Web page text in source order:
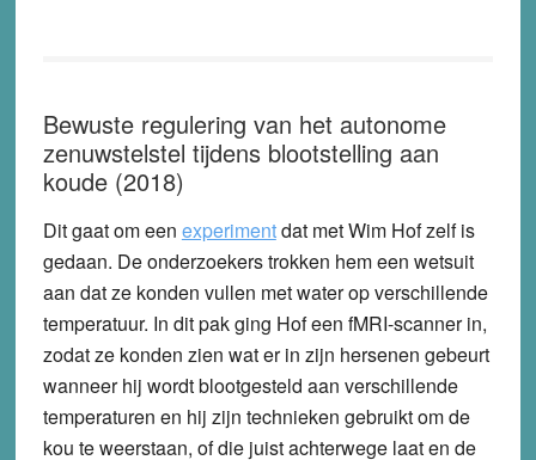
Bewuste regulering van het autonome
zenuwstelstel tijdens blootstelling aan
koude (2018)
Dit gaat om een experimentdat met Wim Hof zelf is
gedaan. De onderzoekers trokken hem een wetsuit
aan dat ze konden vullen met water op verschillende
temperatuur. In dit pak ging Hof een fMRI-scanner in,
zodat ze konden zien wat er in zijn hersenen gebeurt
wanneer hij wordt blootgesteld aan verschillende
temperaturen en hij zijn technieken gebruikt om de
kou te weerstaan, of die juist achterwege laat en de